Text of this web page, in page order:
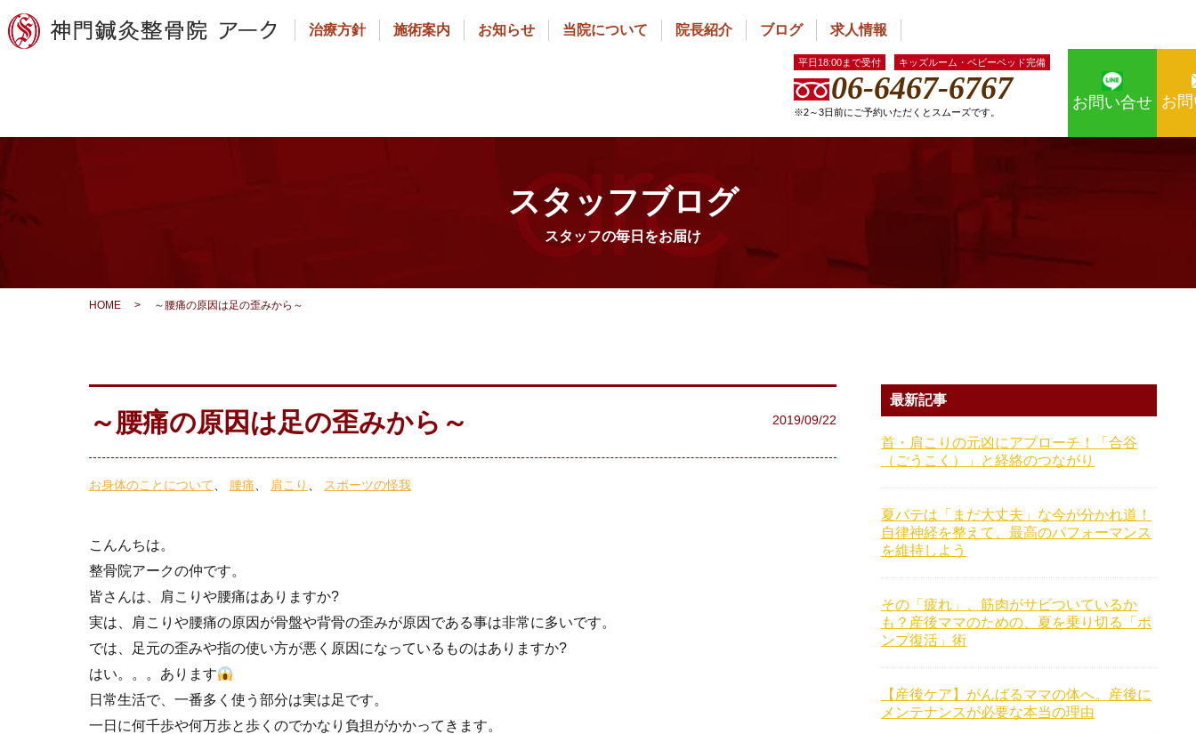
治療方針 施術案内 お知らせ 当院について 院長紹介 ブログ 求人情報
お
お問い合せ
平日18:00まで受付 キッズルーム・ベビーベッド完備
06-6467-6767
※2～3日前にご予約いただくとスムーズです。
スタッフブログ
スタッフの毎日をお届け
HOME > ～腰痛の原因は足の歪みから～
～腰痛の原因は足の歪みから～ 2019/09/22
お身体のことについて 腰痛 肩こり スポーツの怪我
こんんちは。
整骨院アークの仲です。
皆さんは、肩こりや腰痛はありますか?
実は、肩こりや腰痛の原因が骨盤や背骨の歪みが原因である事は非常に多いです。
では、足元の歪みや指の使い方が悪く原因になっているものはありますか?
はい。。。あります
日常生活で、一番多く使う部分は実は足です。
一日に何千歩や何万歩と歩くのでかなり負担がかかってきます。
最新記事
首・肩こりの元凶にアプローチ！「合谷
（ごうこく）」と経絡のつながり
夏バテは「まだ大丈夫」な今が分かれ道！
自律神経を整えて、最高のパフォーマンス
を維持しよう
その「疲れ」、筋肉がサビついているか
も？産後ママのための、夏を乗り切る「ポ
ンプ復活」術
【産後ケア】がんばるママの体へ。産後に
メンテナンスが必要な本当の理由